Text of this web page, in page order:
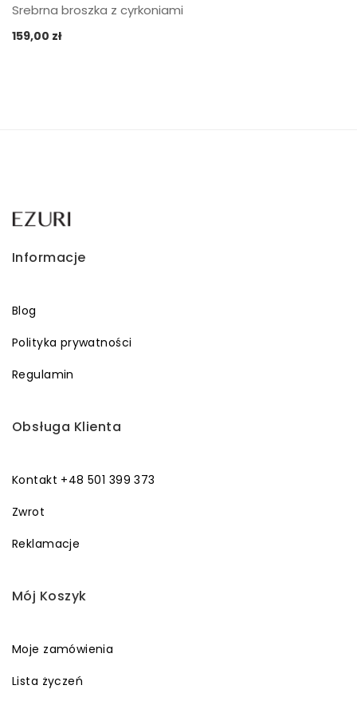
Srebrna broszka z cyrkoniami
159,00 zł
Informacje
Blog
Polityka prywatności
Regulamin
Obsługa Klienta
Kontakt +48 501 399 373
Zwrot
Reklamacje
Mój Koszyk
Moje zamówienia
Lista życzeń